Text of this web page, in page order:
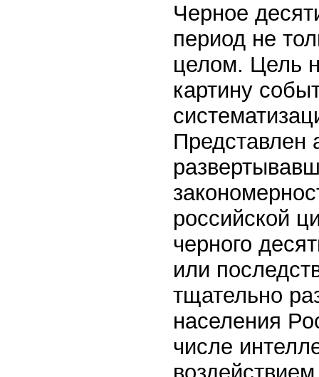
Черное
период не
целом. Цель
картину
Представлен
российской
черного
или
тщательно
населения
числе